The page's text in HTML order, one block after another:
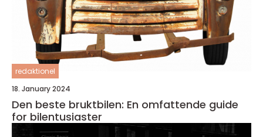
redaktionel
18. January 2024
Den beste bruktbilen: En omfattende guide
for bilentusiaster